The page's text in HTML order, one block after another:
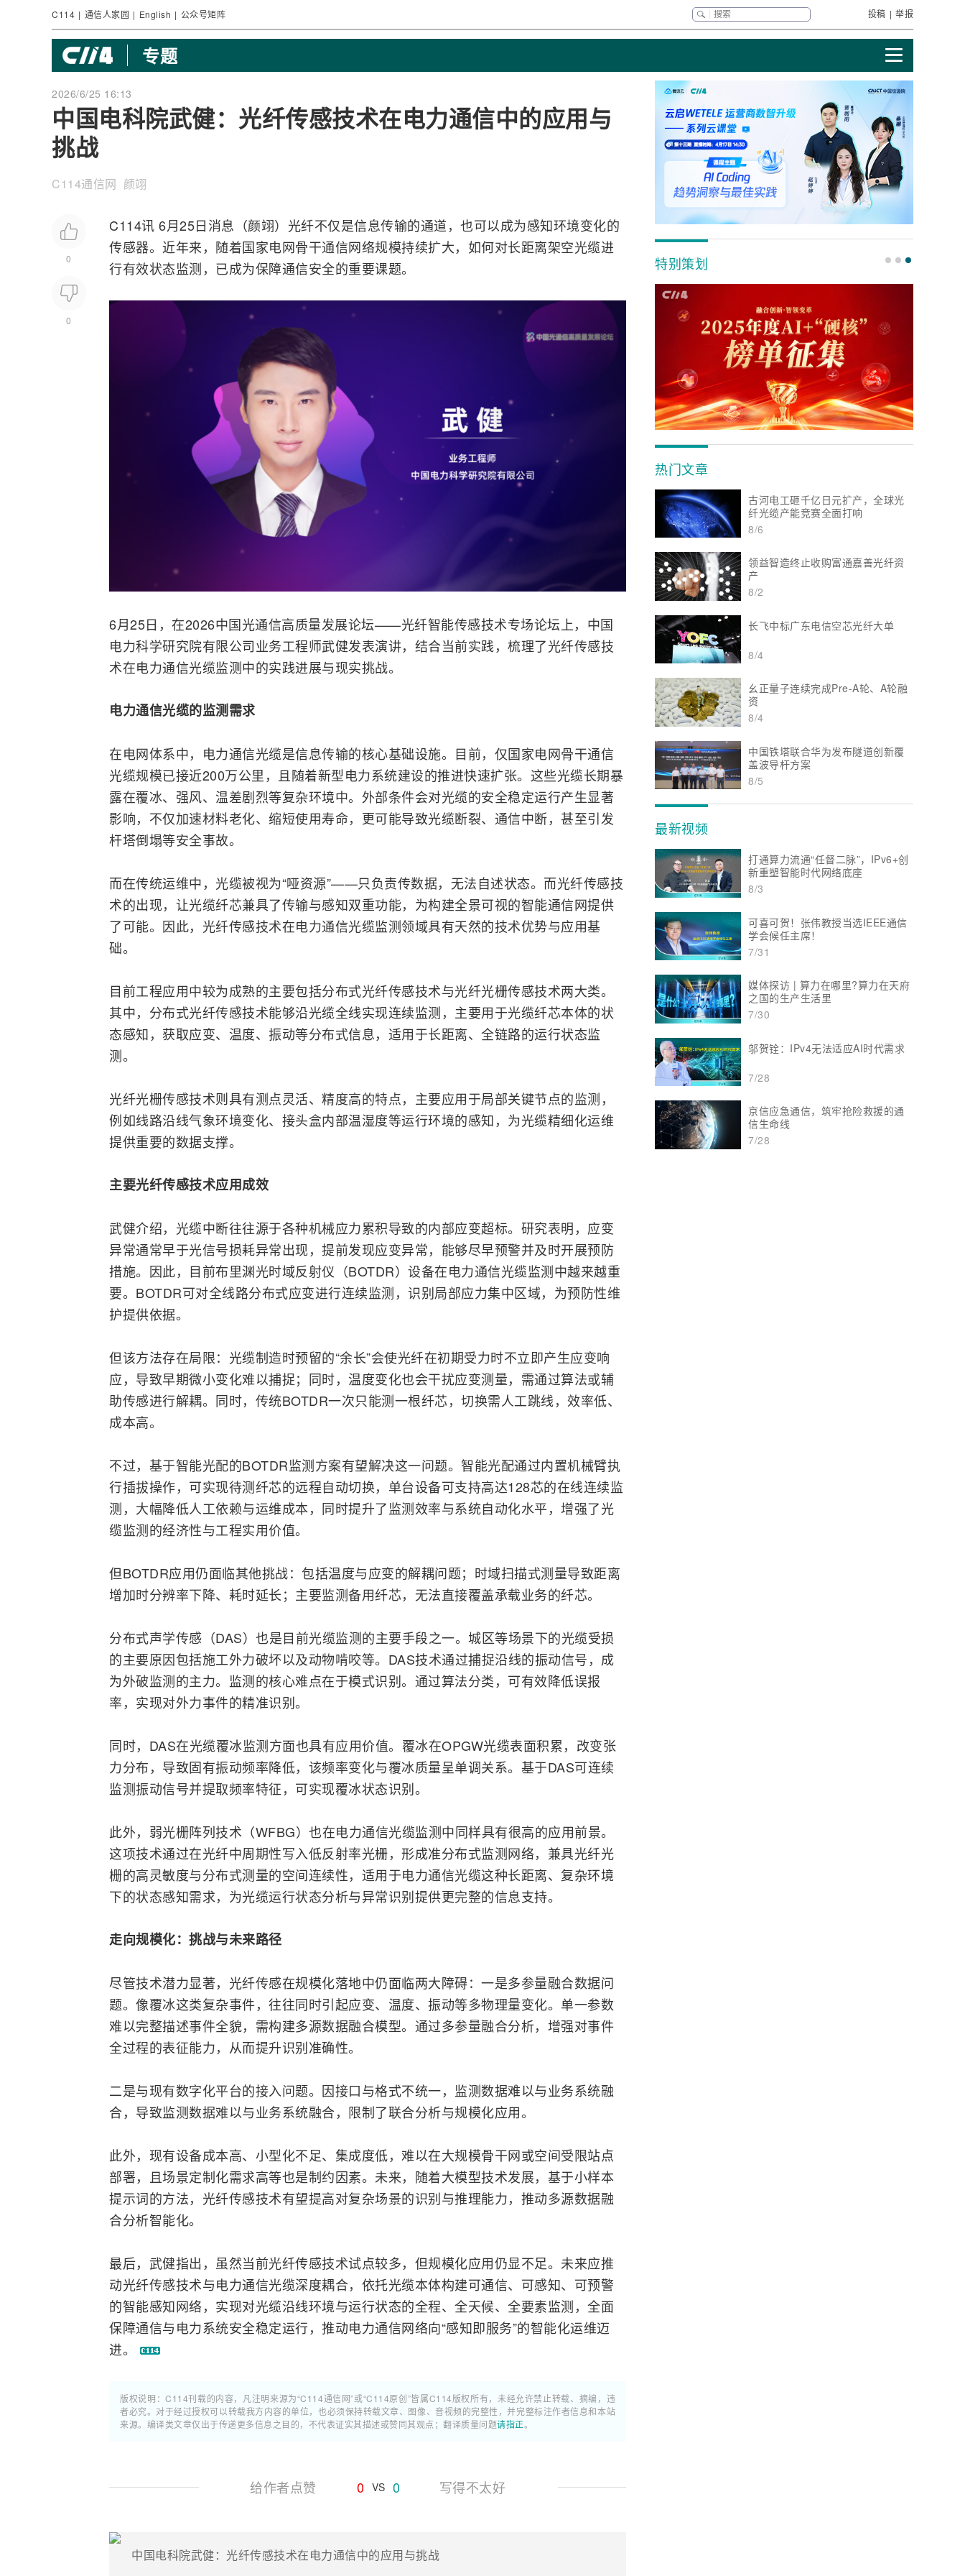
C114 | 通信人家园 | English | 公众号矩阵 投稿 | 举报
专题
2026/6/25 16:13
中国电科院武健：光纤传感技术在电力通信中的应用与
挑战
C114通信网 颜翊
0
0
C114讯 6月25日消息（颜翊） 光纤不仅是信息传输的通道，也可以成为感知环境变化的
传感器。近年来，随着国家电网骨干通信网络规模持续扩大，如何对长距离架空光缆进
行有效状态监测，已成为保障通信安全的重要课题。
6月25日，在2026中国光通信高质量发展论坛——光纤智能传感技术专场论坛上，中国
电力科学研究院有限公司业务工程师武健发表演讲，结合当前实践，梳理了光纤传感技
术在电力通信光缆监测中的实践进展与现实挑战。
电力通信光缆的监测需求
在电网体系中，电力通信光缆是信息传输的核心基础设施。目前，仅国家电网骨干通信
光缆规模已接近200万公里，且随着新型电力系统建设的推进快速扩张。这些光缆长期暴
露在覆冰、强风、温差剧烈等复杂环境中。外部条件会对光缆的安全稳定运行产生显著
影响，不仅加速材料老化、缩短使用寿命，更可能导致光缆断裂、通信中断，甚至引发
杆塔倒塌等安全事故。
而在传统运维中，光缆被视为“哑资源”——只负责传数据，无法自述状态。而光纤传感技
术的出现，让光缆纤芯兼具了传输与感知双重功能，为构建全景可视的智能通信网提供
了可能。因此，光纤传感技术在电力通信光缆监测领域具有天然的技术优势与应用基
础。
目前工程应用中较为成熟的主要包括分布式光纤传感技术与光纤光栅传感技术两大类。
其中，分布式光纤传感技术能够沿光缆全线实现连续监测，主要用于光缆纤芯本体的状
态感知，获取应变、温度、振动等分布式信息，适用于长距离、全链路的运行状态监
测。
光纤光栅传感技术则具有测点灵活、精度高的特点，主要应用于局部关键节点的监测，
例如线路沿线气象环境变化、接头盒内部温湿度等运行环境的感知，为光缆精细化运维
提供重要的数据支撑。
主要光纤传感技术应用成效
武健介绍，光缆中断往往源于各种机械应力累积导致的内部应变超标。研究表明，应变
异常通常早于光信号损耗异常出现，提前发现应变异常，能够尽早预警并及时开展预防
措施。因此，目前布里渊光时域反射仪（BOTDR）设备在电力通信光缆监测中越来越重
要。BOTDR可对全线路分布式应变进行连续监测，识别局部应力集中区域，为预防性维
护提供依据。
但该方法存在局限：光缆制造时预留的“余长”会使光纤在初期受力时不立即产生应变响
应，导致早期微小变化难以捕捉；同时，温度变化也会干扰应变测量，需通过算法或辅
助传感进行解耦。同时，传统BOTDR一次只能测一根纤芯，切换需人工跳线，效率低、
成本高。
不过，基于智能光配的BOTDR监测方案有望解决这一问题。智能光配通过内置机械臂执
行插拔操作，可实现待测纤芯的远程自动切换，单台设备可支持高达128芯的在线连续监
测，大幅降低人工依赖与运维成本，同时提升了监测效率与系统自动化水平，增强了光
缆监测的经济性与工程实用价值。
但BOTDR应用仍面临其他挑战：包括温度与应变的解耦问题；时域扫描式测量导致距离
增加时分辨率下降、耗时延长；主要监测备用纤芯，无法直接覆盖承载业务的纤芯。
分布式声学传感（DAS）也是目前光缆监测的主要手段之一。城区等场景下的光缆受损
的主要原因包括施工外力破坏以及动物啃咬等。DAS技术通过捕捉沿线的振动信号，成
为外破监测的主力。监测的核心难点在于模式识别。通过算法分类，可有效降低误报
率，实现对外力事件的精准识别。
同时，DAS在光缆覆冰监测方面也具有应用价值。覆冰在OPGW光缆表面积累，改变张
力分布，导致固有振动频率降低，该频率变化与覆冰质量呈单调关系。基于DAS可连续
监测振动信号并提取频率特征，可实现覆冰状态识别。
此外，弱光栅阵列技术（WFBG）也在电力通信光缆监测中同样具有很高的应用前景。
这项技术通过在光纤中周期性写入低反射率光栅，形成准分布式监测网络，兼具光纤光
栅的高灵敏度与分布式测量的空间连续性，适用于电力通信光缆这种长距离、复杂环境
下的状态感知需求，为光缆运行状态分析与异常识别提供更完整的信息支持。
走向规模化：挑战与未来路径
尽管技术潜力显著，光纤传感在规模化落地中仍面临两大障碍：一是多参量融合数据问
题。像覆冰这类复杂事件，往往同时引起应变、温度、振动等多物理量变化。单一参数
难以完整描述事件全貌，需构建多源数据融合模型。通过多参量融合分析，增强对事件
全过程的表征能力，从而提升识别准确性。
二是与现有数字化平台的接入问题。因接口与格式不统一，监测数据难以与业务系统融
合，导致监测数据难以与业务系统融合，限制了联合分析与规模化应用。
此外，现有设备成本高、小型化不足、集成度低，难以在大规模骨干网或空间受限站点
部署，且场景定制化需求高等也是制约因素。未来，随着大模型技术发展，基于小样本
提示词的方法，光纤传感技术有望提高对复杂场景的识别与推理能力，推动多源数据融
合分析智能化。
最后，武健指出，虽然当前光纤传感技术试点较多，但规模化应用仍显不足。未来应推
动光纤传感技术与电力通信光缆深度耦合，依托光缆本体构建可通信、可感知、可预警
的智能感知网络，实现对光缆沿线环境与运行状态的全程、全天候、全要素监测，全面
保障通信与电力系统安全稳定运行，推动电力通信网络向“感知即服务”的智能化运维迈
进。
版权说明：C114刊载的内容，凡注明来源为“C114通信网”或“C114原创”皆属C114版权所有，未经允许禁止转载、摘编，违
者必究。对于经过授权可以转载我方内容的单位，也必须保持转载文章、图像、音视频的完整性，并完整标注作者信息和本站
来源。编译类文章仅出于传递更多信息之目的，不代表证实其描述或赞同其观点；翻译质量问题请指正。
给作者点赞 0 VS 0 写得不太好
中国电科院武健：光纤传感技术在电力通信中的应用与挑战
特别策划
热门文章
古河电工砸千亿日元扩产，全球光
纤光缆产能竞赛全面打响
8/6
领益智造终止收购富通嘉善光纤资
产
8/2
长飞中标广东电信空芯光纤大单
8/4
幺正量子连续完成Pre-A轮、A轮融
资
8/4
中国铁塔联合华为发布隧道创新覆
盖波导杆方案
8/5
最新视频
打通算力流通“任督二脉”，IPv6+创
新重塑智能时代网络底座
8/3
可喜可贺！张伟教授当选IEEE通信
学会候任主席！
7/31
媒体探访 | 算力在哪里?算力在天府
之国的生产生活里
7/30
邬贺铨：IPv4无法适应AI时代需求
7/28
京信应急通信，筑牢抢险救援的通
信生命线
7/28